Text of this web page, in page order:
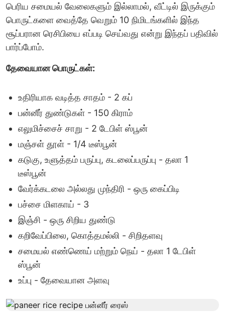
பெரிய சமையல் வேலைகளும் இல்லாமல், வீட்டில் இருக்கும்
பொருட்களை வைத்தே வெறும் 10 நிமிடங்களில் இந்த
சூப்பரான ரெசிபியை எப்படி செய்வது என்று இந்தப் பதிவில்
பார்ப்போம்.
தேவையான பொருட்கள்:
உதிரியாக வடித்த சாதம் - 2 கப்
பன்னீர் துண்டுகள் - 150 கிராம்
எலுமிச்சைச் சாறு - 2 டேபிள் ஸ்பூன்
மஞ்சள் தூள் - 1/4 டீஸ்பூன்
கடுகு, உளுத்தம் பருப்பு, கடலைப்பருப்பு - தலா 1
டீஸ்பூன்
வேர்க்கடலை அல்லது முந்திரி - ஒரு கைப்பிடி
பச்சை மிளகாய் - 3
இஞ்சி - ஒரு சிறிய துண்டு
கறிவேப்பிலை, கொத்தமல்லி - சிறிதளவு
சமையல் எண்ணெய் மற்றும் நெய் - தலா 1 டேபிள்
ஸ்பூன்
உப்பு - தேவையான அளவு